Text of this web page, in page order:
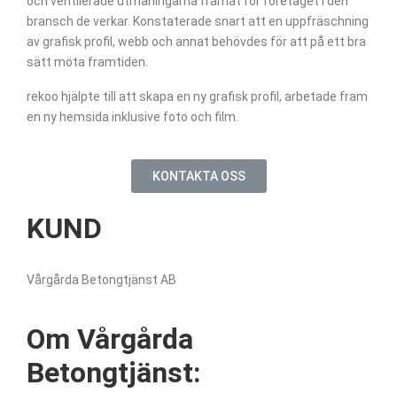
bransch de verkar. Konstaterade snart att en uppfräschning
av grafisk profil, webb och annat behövdes för att på ett bra
sätt möta framtiden.
rekoo hjälpte till att skapa en ny grafisk profil, arbetade fram
en ny hemsida inklusive foto och film.
KONTAKTA OSS
KUND
Vårgårda Betongtjänst AB
Om Vårgårda
Betongtjänst: